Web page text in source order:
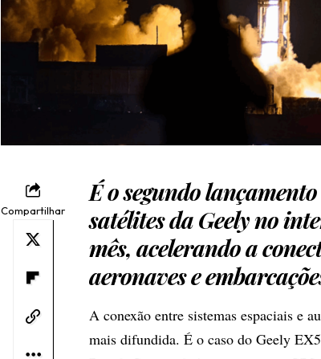
Compartilhar
É o segundo
satélites da Geely no
mês, acelerando a
aeronaves e
A conexão entre sistemas espaciais e
mais difundida. É o caso do Geely